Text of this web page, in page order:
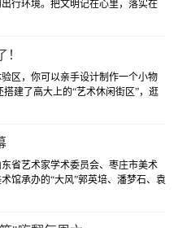
行环境。把文明记在心里，落实在
区，你可以亲手设计制作一个小物
建了高大上的“艺术休闲街区”，逛
速回血。
省艺术家学术委员会、枣庄市美术
馆承办的“大风”郭英培、潘梦石、袁
在枣庄市鲁南水城千山美术馆开